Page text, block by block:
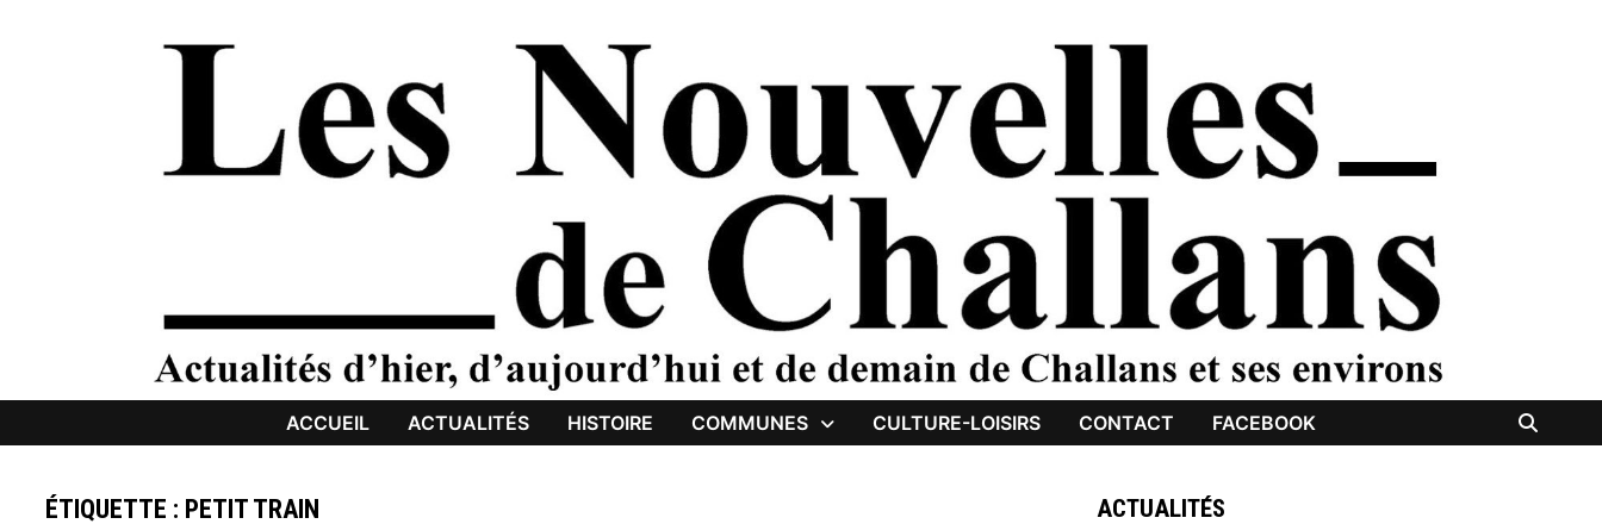
ACCUEIL ACTUALITÉS HISTOIRE COMMUNES CULTURE-LOISIRS CONTACT FACEBOOK
ÉTIQUETTE : PETIT TRAIN ACTUALITÉS